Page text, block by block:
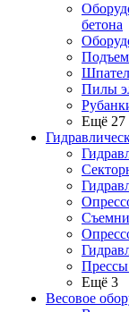
бетона
Пилы
Ещё 27
Прессы
Ещё 3
Весовое